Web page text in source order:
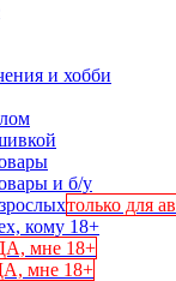
и хобби
и б/у
только для
кому 18+
мне 18+
мне 18+